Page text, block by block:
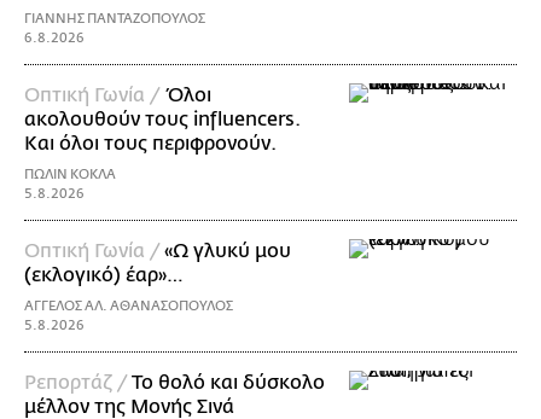
ΓΙΑΝΝΗΣ ΠΑΝΤΑΖΟΠΟΥΛΟΣ
6.8.2026
Οπτική Γωνία /Όλοι
ακολουθούν τους influencers.
Και όλοι τους περιφρονούν.
ΠΩΛΙΝ ΚΟΚΛΑ
5.8.2026
Οπτική Γωνία /«Ω γλυκύ μου
(εκλογικό) έαρ»…
ΑΓΓΕΛΟΣ ΑΛ. ΑΘΑΝΑΣΟΠΟΥΛΟΣ
5.8.2026
Ρεπορτάζ /Το θολό και δύσκολο
μέλλον της Μονής Σινά